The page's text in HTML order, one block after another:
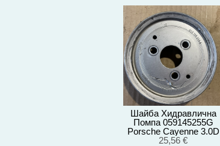
Шайба Хидравлична
Помпа 059145255G
Porsche Cayenne 3.0D
92A/EG22/2012
25,56 €